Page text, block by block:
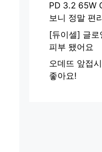
PD 3.2 65W
보니 정말 편
[듀이셀] 글로
피부 됐어요
오데뜨 앞접
좋아요!